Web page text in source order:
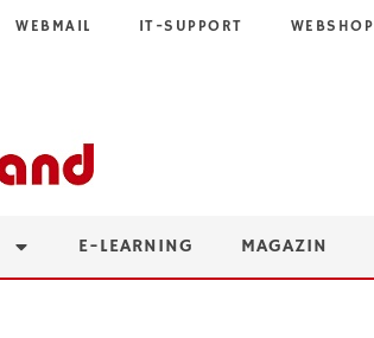
WEBMAIL IT-SUPPORT WEBSHOP
E-LEARNING MAGAZIN